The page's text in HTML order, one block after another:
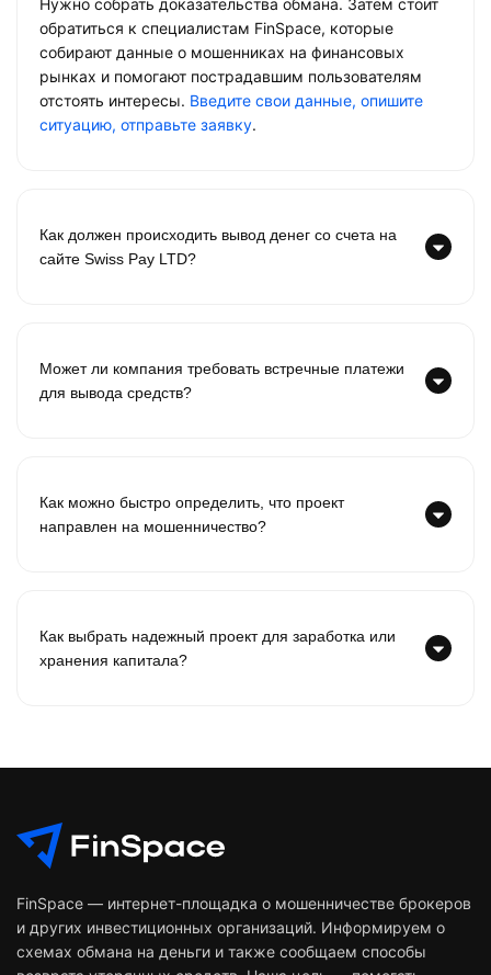
Нужно собрать доказательства обмана. Затем стоит
обратиться к специалистам FinSpace, которые
собирают данные о мошенниках на финансовых
рынках и помогают пострадавшим пользователям
отстоять интересы. Введите свои данные, опишите
ситуацию, отправьте заявку.
Как должен происходить вывод денег со счета на
сайте Swiss Pay LTD?
Может ли компания требовать встречные платежи
для вывода средств?
Как можно быстро определить, что проект
направлен на мошенничество?
Как выбрать надежный проект для заработка или
хранения капитала?
FinSpace — интернет-площадка о мошенничестве брокеров
и других инвестиционных организаций. Информируем о
схемах обмана на деньги и также сообщаем способы